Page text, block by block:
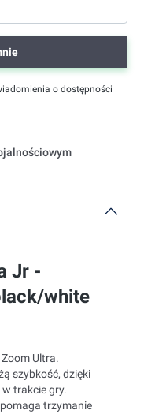
o dostępności
Jr -
white
Ultra.
szybkość, dzięki
trakcie gry.
trzymanie